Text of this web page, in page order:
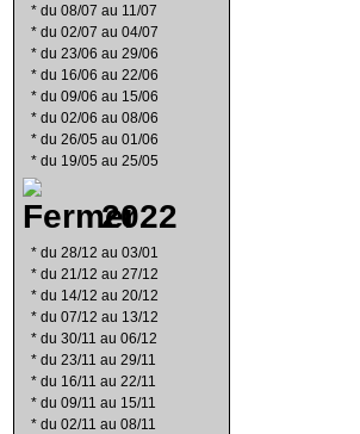
* du 08/07 au 11/07
* du 02/07 au 04/07
* du 23/06 au 29/06
* du 16/06 au 22/06
* du 09/06 au 15/06
* du 02/06 au 08/06
* du 26/05 au 01/06
* du 19/05 au 25/05
2022
* du 28/12 au 03/01
* du 21/12 au 27/12
* du 14/12 au 20/12
* du 07/12 au 13/12
* du 30/11 au 06/12
* du 23/11 au 29/11
* du 16/11 au 22/11
* du 09/11 au 15/11
* du 02/11 au 08/11